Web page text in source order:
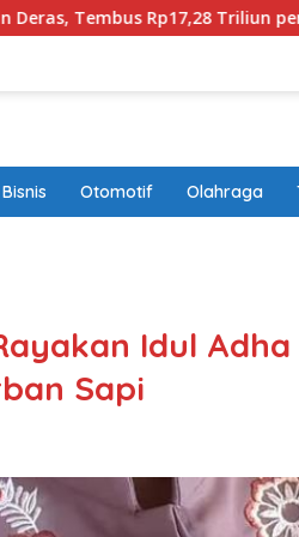
Rp17,28 Triliun per Juni 2026
Bisnis Otomotif Olahraga
Idul
Sapi